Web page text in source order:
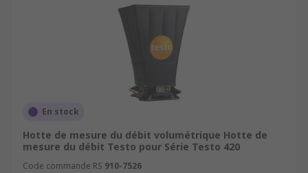
En stock
Hotte de mesure du débit volumétrique Hotte de
mesure du débit Testo pour Série Testo 420
Code commande RS 910-7526